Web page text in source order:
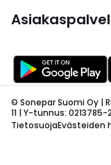
© Sonepar Suomi Oy |
11 | Y-tunnus: 0213785-2
TietosuojaEvästeiden